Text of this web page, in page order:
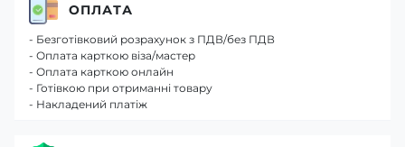
ОПЛАТА
- Безготівковий розрахунок з ПДВ/без ПДВ
- Оплата карткою віза/мастер
- Оплата карткою онлайн
- Готівкою при отриманні товару
- Накладений платіж